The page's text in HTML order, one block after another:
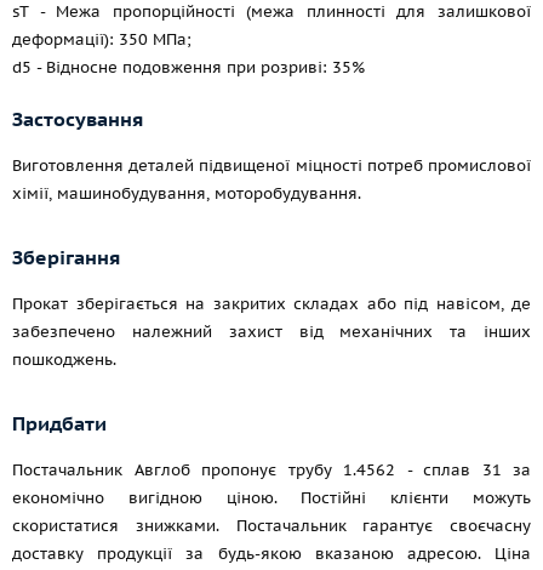
sT - Межа пропорційності (межа плинності для залишкової
деформації): 350 МПа;
d5 - Відносне подовження при розриві: 35%
Застосування
Виготовлення деталей підвищеної міцності потреб промислової
хімії, машинобудування, моторобудування.
Зберігання
Прокат зберігається на закритих складах або під навісом, де
забезпечено належний захист від механічних та інших
пошкоджень.
Придбати
Постачальник Авглоб пропонує трубу 1.4562 - сплав 31 за
економічно вигідною ціною. Постійні клієнти можуть
скористатися знижками. Постачальник гарантує своєчасну
доставку продукції за будь-якою вказаною адресою. Ціна